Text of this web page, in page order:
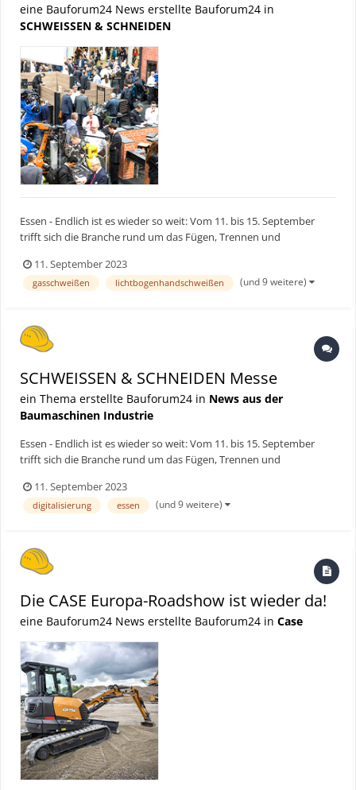
eine Bauforum24 News erstellte Bauforum24 in
SCHWEISSEN & SCHNEIDEN
Essen - Endlich ist es wieder so weit: Vom 11. bis 15. September
trifft sich die Branche rund um das Fügen, Trennen und
Essen. Über 800 Unternehmen aus 40 Ländern präsentieren ihre
innovativen Produkte und Dienstleistungen. Darunter sind M...
11. September 2023
gasschweißen lichtbogenhandschweißen (und 9 weitere)
SCHWEISSEN & SCHNEIDEN Messe
ein Thema erstellte Bauforum24 in News aus der
Baumaschinen Industrie
Essen - Endlich ist es wieder so weit: Vom 11. bis 15. September
trifft sich die Branche rund um das Fügen, Trennen und
Essen. Über 800 Unternehmen aus 40 Ländern präsentieren ihre
innovativen Produkte und Dienstleistungen. Darunter sind M...
11. September 2023
digitalisierung essen (und 9 weitere)
Die CASE Europa-Roadshow ist wieder da!
eine Bauforum24 News erstellte Bauforum24 in Case